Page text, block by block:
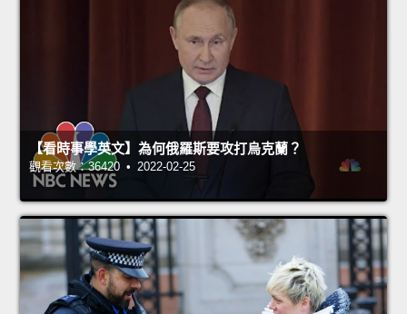
【看時事學英文】為何俄羅斯要攻打烏克蘭？
觀看次數：36420 • 2022-02-25